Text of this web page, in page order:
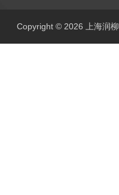
Copyright © 2026 上海润